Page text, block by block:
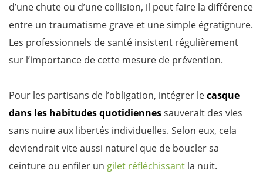
d’une chute ou d’une collision, il peut faire la différence
entre un traumatisme grave et une simple égratignure.
Les professionnels de santé insistent régulièrement
sur l’importance de cette mesure de prévention.
Pour les partisans de l’obligation, intégrer lecasque
dans les habitudes quotidiennessauverait des vies
sans nuire aux libertés individuelles. Selon eux, cela
deviendrait vite aussi naturel que de boucler sa
ceinture ou enfiler un gilet réfléchissant la nuit.